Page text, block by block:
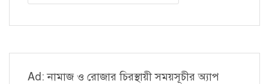
Ad: নামাজ ও রোজার চিরস্থায়ী সময়সূচীর অ্যাপ